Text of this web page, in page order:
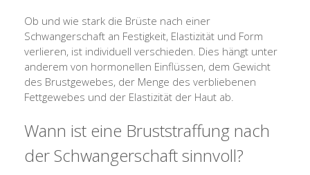
Ob und wie stark die Brüste nach einer
Schwangerschaft an Festigkeit, Elastizität und Form
verlieren, ist individuell verschieden. Dies hängt unter
anderem von hormonellen Einflüssen, dem Gewicht
des Brustgewebes, der Menge des verbliebenen
Fettgewebes und der Elastizität der Haut ab.
Wann ist eine Bruststraffung nach
der Schwangerschaft sinnvoll?